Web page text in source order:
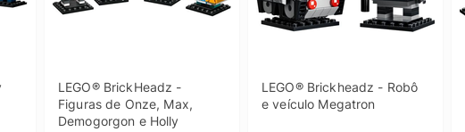
LEGO® BrickHeadz -
Figuras de Onze, Max,
Demogorgon e Holly
LEGO® Brickheadz - Robô
e veículo Megatron